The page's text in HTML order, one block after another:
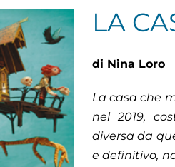
LA
di Nina Loro
La casa che
nel 2019,
diversa da
e definitivo,